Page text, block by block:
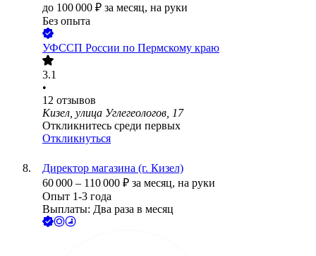
до 100 000 ₽ за месяц, на руки
Без опыта
УФССП России по Пермскому краю
3.1
•
12 отзывов
Кизел, улица Углегеологов, 17
Откликнитесь среди первых
Откликнуться
Директор магазина (г. Кизел)
60 000 – 110 000 ₽ за месяц, на руки
Опыт 1-3 года
Выплаты: Два раза в месяц